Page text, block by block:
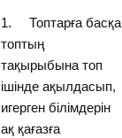
1. Топтарға басқа
топтың
тақырыбына топ
ішінде ақылдасып,
игерген білімдерін
ақ қағазға